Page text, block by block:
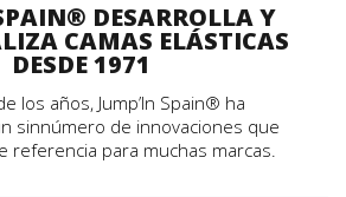
DESARROLLA Y
CAMAS ELÁSTICAS
DESDE 1971
los años, Jump’In Spain® ha
sinnúmero de innovaciones que
referencia para muchas marcas.